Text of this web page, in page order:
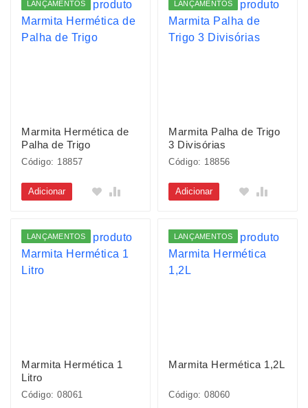
LANÇAMENTOS
Marmita Hermética de
Palha de Trigo
Código: 18857
Adicionar
LANÇAMENTOS
Marmita Palha de Trigo
3 Divisórias
Código: 18856
Adicionar
LANÇAMENTOS
Marmita Hermética 1
Litro
Código: 08061
LANÇAMENTOS
Marmita Hermética 1,2L
Código: 08060